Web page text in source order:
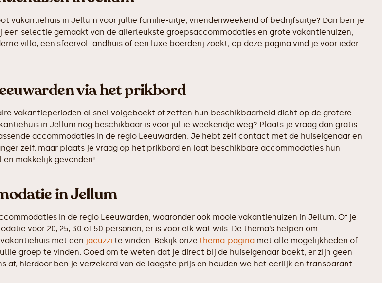
vakantiehuis in Jellum voor jullie familie-uitje, vriendenweekend of bedrijfsuitje? Dan ben je
selectie gemaakt van de allerleukste groepsaccommodaties en grote vakantiehuizen,
villa, een sfeervol landhuis of een luxe boerderij zoekt, op deze pagina vind je voor ieder
via het prikbord
vakantieperioden al snel volgeboekt of zetten hun beschikbaarheid dicht op de grotere
in Jellum nog beschikbaar is voor jullie weekendje weg? Plaats je vraag dan gratis
accommodaties in de regio Leeuwarden. Je hebt zelf contact met de huiseigenaar en
zelf, maar plaats je vraag op het prikbord en laat beschikbare accommodaties hun
en makkelijk gevonden!
in Jellum
in de regio Leeuwarden, waaronder ook mooie vakantiehuizen in Jellum. Of je
voor 20, 25, 30 of 50 personen, er is voor elk wat wils. De thema’s helpen om
met een jacuzzi te vinden. Bekijk onze thema-pagina met alle mogelijkheden of
groep te vinden. Goed om te weten dat je direct bij de huiseigenaar boekt, er zijn geen
af, hierdoor ben je verzekerd van de laagste prijs en houden we het eerlijk en transparant